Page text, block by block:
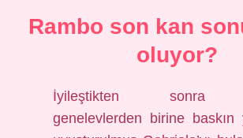
Rambo son kan
oluyor?
İyileştikten sonra
genelevlerden birine